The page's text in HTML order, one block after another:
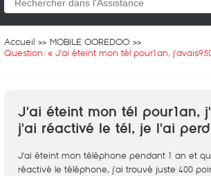
Accueil
MOBILE OOREDOO
Question: « J'ai éteint mon tél pour1an,
J'ai éteint mon tél pour1an,
j'ai réactivé le tél, je l'ai
J'ai éteint mon téléphone pendant 1 an et
réactivé le téléphone, j'ai trouvé juste 400